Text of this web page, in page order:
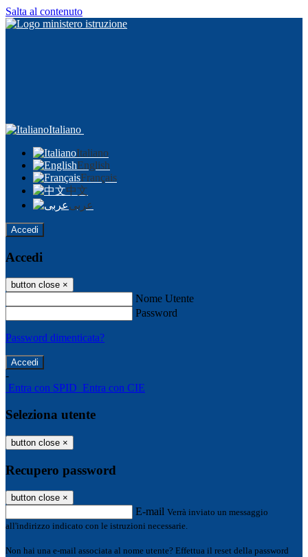
Salta al contenuto
Italiano
Italiano
English
Français
中文
عربى
Accedi
Accedi
button close ×
Nome Utente
Password
Password dimenticata?
-
Entra con SPID Entra con CIE
Seleziona utente
button close ×
Recupero password
button close ×
E-mail Verrà inviato un messaggio
all'indirizzo indicato con le istruzioni necessarie.
Non hai una e-mail associata al nome utente? Effettua il reset della password